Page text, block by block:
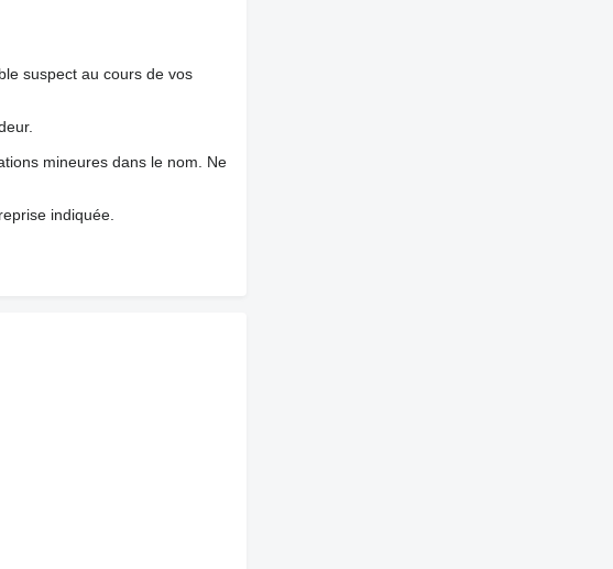
suspect au cours de vos
mineures dans le nom. Ne
indiquée.